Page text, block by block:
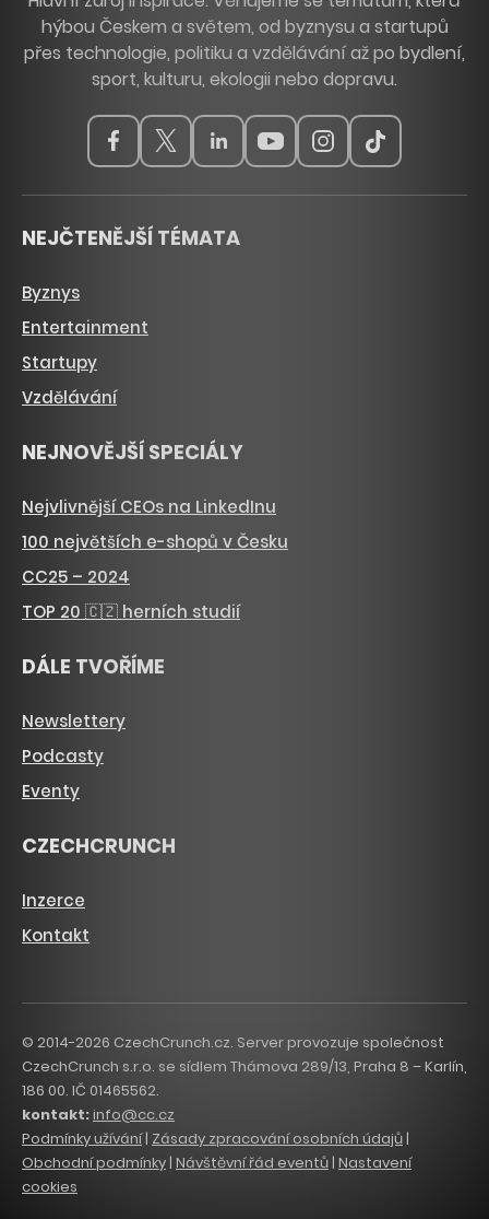
hýbou Českem a světem, od byznysu a startupů
přes technologie, politiku a vzdělávání až po bydlení,
sport, kulturu, ekologii nebo dopravu.
NEJČTENĚJŠÍ TÉMATA
Byznys
Entertainment
Startupy
Vzdělávání
NEJNOVĚJŠÍ SPECIÁLY
Nejvlivnější CEOs na LinkedInu
100 největších e-shopů v Česku
CC25 – 2024
TOP 20 🇨🇿 herních studií
DÁLE TVOŘÍME
Newslettery
Podcasty
Eventy
CZECHCRUNCH
Inzerce
Kontakt
© 2014-2026 CzechCrunch.cz. Server provozuje společnost
CzechCrunch s.r.o. se sídlem Thámova 289/13, Praha 8 – Karlín,
186 00. IČ 01465562.
kontakt:info@cc.cz
Podmínky užívání| Zásady zpracování osobních údajů|
Obchodní podmínky| Návštěvní řád eventů | Nastavení
cookies